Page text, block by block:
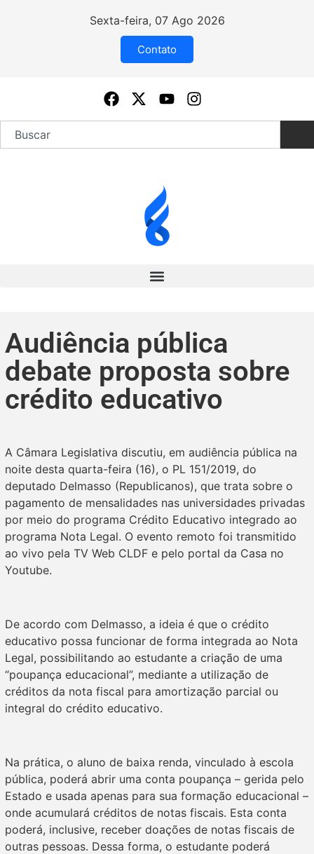
Sexta-feira, 07 Ago 2026
Contato
Audiência pública
debate proposta sobre
crédito educativo
A Câmara Legislativa discutiu, em audiência pública na
noite desta quarta-feira (16), o PL 151/2019, do
deputado Delmasso (Republicanos), que trata sobre o
pagamento de mensalidades nas universidades privadas
por meio do programa Crédito Educativo integrado ao
programa Nota Legal. O evento remoto foi transmitido
ao vivo pela TV Web CLDF e pelo portal da Casa no
Youtube.
De acordo com Delmasso, a ideia é que o crédito
educativo possa funcionar de forma integrada ao Nota
Legal, possibilitando ao estudante a criação de uma
“poupança educacional”, mediante a utilização de
créditos da nota fiscal para amortização parcial ou
integral do crédito educativo.
Na prática, o aluno de baixa renda, vinculado à escola
pública, poderá abrir uma conta poupança – gerida pelo
Estado e usada apenas para sua formação educacional –
onde acumulará créditos de notas fiscais. Esta conta
poderá, inclusive, receber doações de notas fiscais de
outras pessoas. Dessa forma, o estudante poderá